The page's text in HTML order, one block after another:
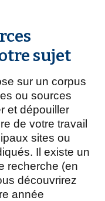
sujet
sur un corpus
ou sources
et dépouiller
de votre travail
sites ou
Il existe un
recherche (en
découvrirez
année